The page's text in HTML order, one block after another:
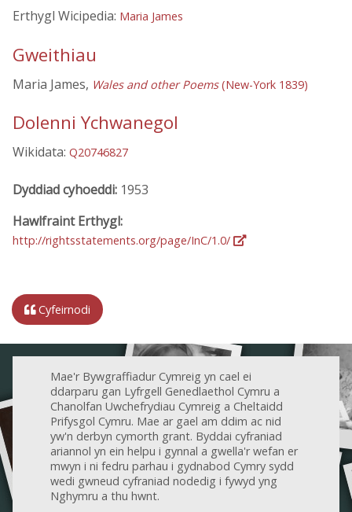
Erthygl Wicipedia: Maria James
Gweithiau
Maria James, Wales and other Poems(New-York 1839)
Dolenni Ychwanegol
Wikidata: Q20746827
Dyddiad cyhoeddi: 1953
Hawlfraint Erthygl:
http://rightsstatements.org/page/InC/1.0/
Cyfeirnodi
Mae'r Bywgraffiadur Cymreig yn cael ei
ddarparu gan Lyfrgell Genedlaethol Cymru a
Chanolfan Uwchefrydiau Cymreig a Cheltaidd
Prifysgol Cymru. Mae ar gael am ddim ac nid
yw'n derbyn cymorth grant. Byddai cyfraniad
ariannol yn ein helpu i gynnal a gwella'r wefan er
mwyn i ni fedru parhau i gydnabod Cymry sydd
wedi gwneud cyfraniad nodedig i fywyd yng
Nghymru a thu hwnt.